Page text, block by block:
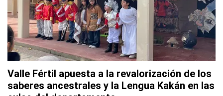
Valle Fértil apuesta a la revalorización de los
saberes ancestrales y la Lengua Kakán en las